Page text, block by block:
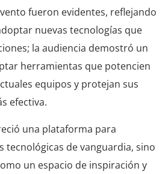
fueron evidentes, reflejando
nuevas tecnologías que
la audiencia demostró un
herramientas que potencien
equipos y protejan sus
efectiva.
una plataforma para
tecnológicas de vanguardia, sino
un espacio de inspiración y